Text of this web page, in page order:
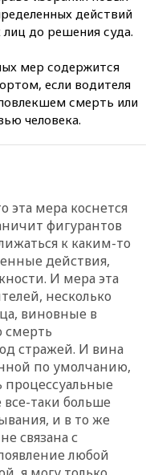
действий
до решения суда.
мер содержится
если водителя
смерть или
человека.
эта мера коснется
фигурантов
к каким-то
действия,
И мера эта
несколько
виновные в
смерть
стражей. И вина
по умолчанию,
процессуальные
таки больше
и в то же
связана с
любой